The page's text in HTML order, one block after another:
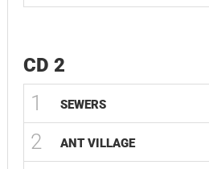
CD 2
1 SEWERS
2 ANT VILLAGE